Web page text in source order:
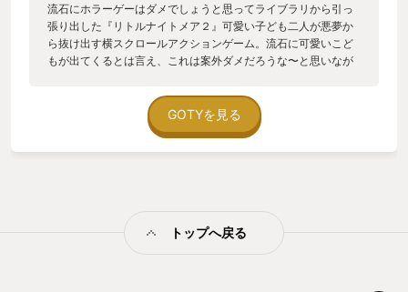
流石にホラーゲーはダメでしょうと思ってライブラリから引っ
張り出した『リトルナイトメア２』可愛い子ども二人が悪夢か
ら抜け出す横スクロールアクションゲーム。流石に可愛いこど
もが出てくるとは言え、これは案外ダメだろうな〜と思いなが
と最初のチャプタからハラハラドキドキの展開にギャーギャー
言いながらプレイ。1週目のエンディングは二人して「・・・」
「てことはどう言うこと！？」とこーじゃないあーじゃないと
は妻に何のゲームをさせようか…。
GOTYを見る
トップへ戻る